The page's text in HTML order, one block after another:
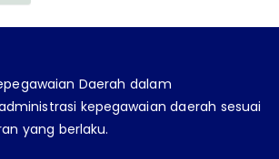
Daerah dalam
kepegawaian daerah sesuai
yang berlaku.